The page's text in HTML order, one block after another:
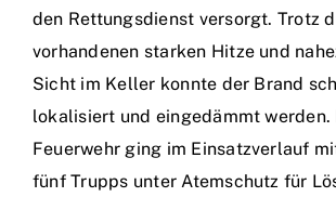
den Rettungsdienst versorgt. Trotz
vorhandenen starken Hitze und
Sicht im Keller konnte der Brand
lokalisiert und eingedämmt werden.
Feuerwehr ging im Einsatzverlauf
fünf Trupps unter Atemschutz für